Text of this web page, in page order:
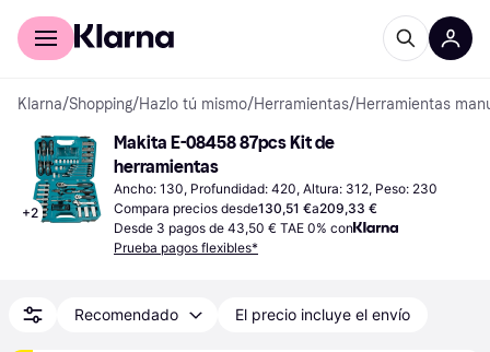
Comprar con Klarna
Klarna/Shopping/Hazlo tú mismo/Herramientas/Herramientas
+2
Makita E-08458 87pcs Kit de
herramientas
Ancho: 130, Profundidad: 420, Altura: 312, Peso: 230
Compara precios desde130,51 €a209,33 €
Desde 3 pagos de 43,50 € TAE 0% con
Prueba pagos flexibles*
Recomendado El precio incluye el envío